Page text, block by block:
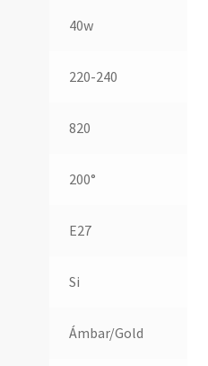
40w
220-240
820
200°
E27
Si
Ámbar/Gold